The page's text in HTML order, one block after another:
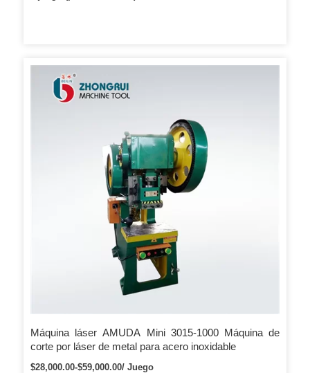
Máquina láser AMUDA Mini 3015-1000 Máquina de
corte por láser de metal para acero inoxidable
$28,000.00-$59,000.00/ Juego